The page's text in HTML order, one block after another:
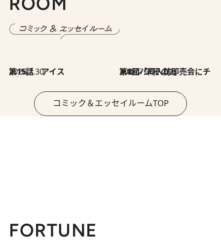
2026.7.30
第15話 アイス 2026.7.30
第8回「同人誌即売会にチャレンジ その2」
コミック＆エッセイルームTOP
FORTUNE